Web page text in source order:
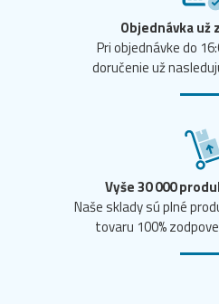
Objednávka už
Pri objednávke do
doručenie už
Vyše 30 000
Naše sklady sú plné
tovaru 100%